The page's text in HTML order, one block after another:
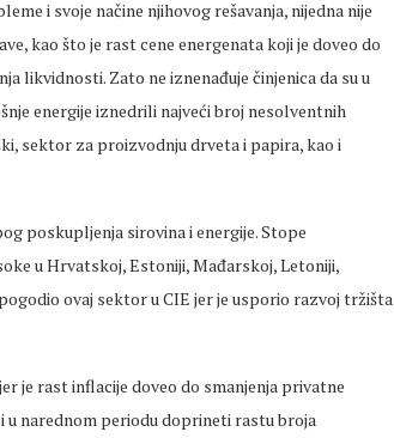
i svoje načine njihovog rešavanja, nijedna nije
kao što je rast cene energenata koji je doveo do
likvidnosti. Zato ne iznenađuje činjenica da su u
energije iznedrili najveći broj nesolventnih
sektor za proizvodnju drveta i papira, kao i
poskupljenja sirovina i energije. Stope
u Hrvatskoj, Estoniji, Mađarskoj, Letoniji,
ovaj sektor u CIE jer je usporio razvoj tržišta
je rast inflacije doveo do smanjenja privatne
u narednom periodu doprineti rastu broja